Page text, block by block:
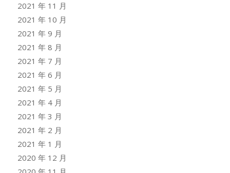
2021 年 11 月
2021 年 10 月
2021 年 9 月
2021 年 8 月
2021 年 7 月
2021 年 6 月
2021 年 5 月
2021 年 4 月
2021 年 3 月
2021 年 2 月
2021 年 1 月
2020 年 12 月